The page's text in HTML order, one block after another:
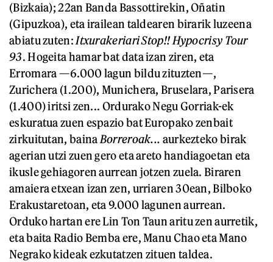
(Bizkaia); 22an Banda Bassottirekin, Oñatin
(Gipuzkoa), eta irailean taldearen birarik luzeena
abiatu zuten: Itxurakeriari Stop!! Hypocrisy Tour
93. Hogeita hamar bat data izan ziren, eta
Erromara —6.000 lagun bildu zituzten—,
Zurichera (1.200), Munichera, Bruselara, Parisera
(1.400) iritsi zen... Ordurako Negu Gorriak-ek
eskuratua zuen espazio bat Europako zenbait
zirkuitutan, baina Borreroak... aurkezteko birak
agerian utzi zuen gero eta areto handiagoetan eta
ikusle gehiagoren aurrean jotzen zuela. Biraren
amaiera etxean izan zen, urriaren 30ean, Bilboko
Erakustaretoan, eta 9.000 lagunen aurrean.
Orduko hartan ere Lin Ton Taun aritu zen aurretik,
eta baita Radio Bemba ere, Manu Chao eta Mano
Negrako kideak ezkutatzen zituen taldea.